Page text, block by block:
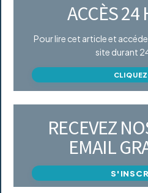
ACCÈS 24
Pour lire cet article et
site durant
RECEVEZ
EMAIL